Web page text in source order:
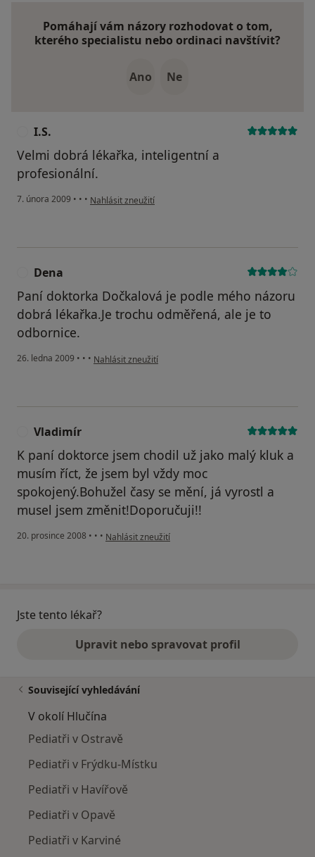
Pomáhají vám názory rozhodovat o tom,
kterého specialistu nebo ordinaci navštívit?
Ano Ne
I.S.
Velmi dobrá lékařka, inteligentní a
profesionální.
7. února 2009 • • • podle názoru uživatele I.S.
Nahlásit zneužití
Dena
Paní doktorka Dočkalová je podle mého názoru
dobrá lékařka.Je trochu odměřená, ale je to
odbornice.
26. ledna 2009 • • • podle názoru uživatele Dena
Nahlásit zneužití
Vladimír
K paní doktorce jsem chodil už jako malý kluk a
musím říct, že jsem byl vždy moc
spokojený.Bohužel časy se mění, já vyrostl a
musel jsem změnit!Doporučuji!!
20. prosince 2008 • • • podle názoru uživatele Vladimír
Nahlásit zneužití
Jste tento lékař?
Upravit nebo spravovat profil
Související vyhledávání
V okolí Hlučína
Pediatři v Ostravě
Pediatři v Frýdku-Místku
Pediatři v Havířově
Pediatři v Opavě
Pediatři v Karviné